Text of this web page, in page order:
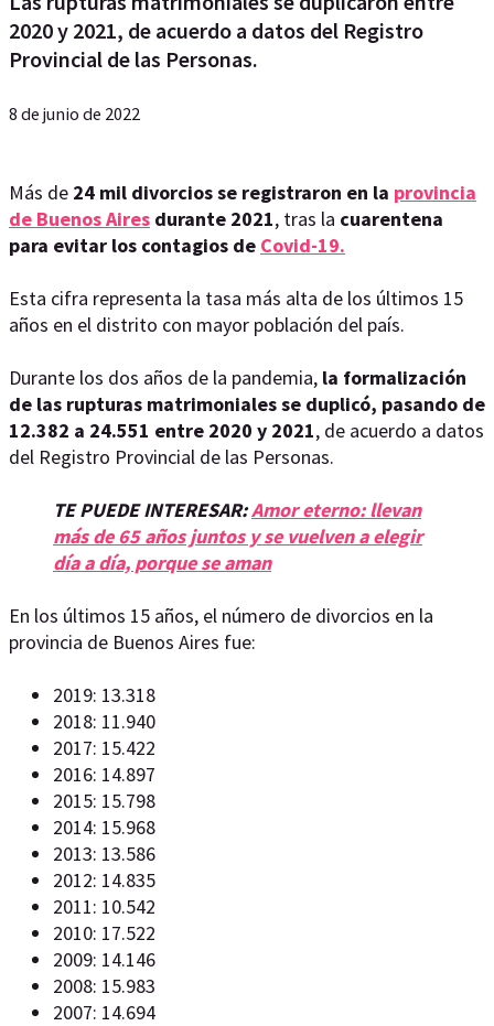
2020 y 2021, de acuerdo a datos del Registro
Provincial de las Personas.
8 de junio de 2022
Más de 24 mil divorcios se registraron en la provincia
de Buenos Aires durante 2021, tras la cuarentena
para evitar los contagios de Covid-19.
Esta cifra representa la tasa más alta de los últimos 15
años en el distrito con mayor población del país.
Durante los dos años de la pandemia, la formalización
de las rupturas matrimoniales se duplicó, pasando de
12.382 a 24.551 entre 2020 y 2021, de acuerdo a datos
del Registro Provincial de las Personas.
TE PUEDE INTERESAR:Amor eterno: llevan
más de 65 años juntos y se vuelven a elegir
día a día, porque se aman
En los últimos 15 años, el número de divorcios en la
provincia de Buenos Aires fue:
2019: 13.318
2018: 11.940
2017: 15.422
2016: 14.897
2015: 15.798
2014: 15.968
2013: 13.586
2012: 14.835
2011: 10.542
2010: 17.522
2009: 14.146
2008: 15.983
2007: 14.694